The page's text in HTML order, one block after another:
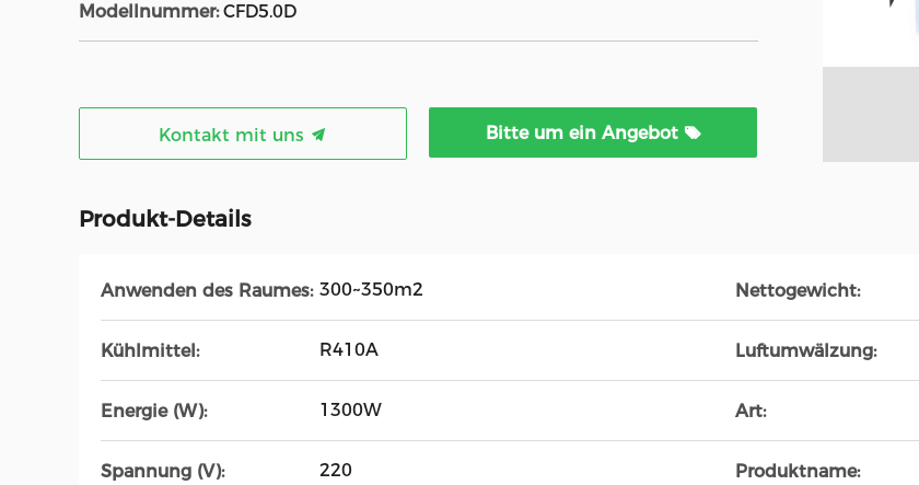
Modellnummer: CFD5.0D
Kontakt mit uns Bitte um ein Angebot
Produkt-Details
Anwenden des Raumes: 300~350m2 Nettogewicht:
Kühlmittel: R410A Luftumwälzung:
Energie (W): 1300W Art:
Spannung (V): 220 Produktname: